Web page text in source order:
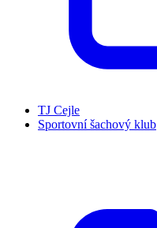
TJ Cejle
Sportovní šachový klub